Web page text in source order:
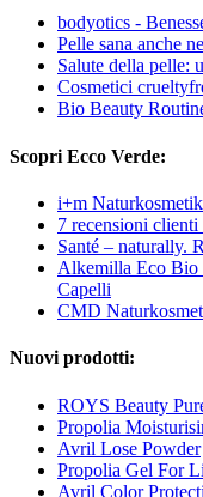
bodyotics -
Pelle sana anche
Salute della pelle:
Cosmetici
Bio Beauty
Scopri Ecco Verde:
i+m
7 recensioni
Santé – naturally.
Alkemilla Eco Bio
Capelli
CMD
Nuovi prodotti:
ROYS Beauty
Propolia
Avril Lose Powder
Propolia Gel For
Avril Color